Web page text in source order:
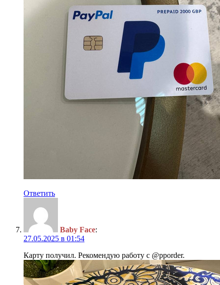
Ответить
Baby Face:
27.05.2025 в 01:54
Карту получил. Рекомендую работу с @pporder.